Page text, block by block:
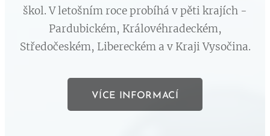
škol. V letošním roce probíhá v pěti krajích -
Pardubickém, Královéhradeckém,
Středočeském, Libereckém a v Kraji Vysočina.
VÍCE INFORMACÍ